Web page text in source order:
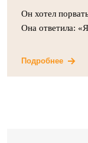
Он хотел
Она ответила:
Подробнее